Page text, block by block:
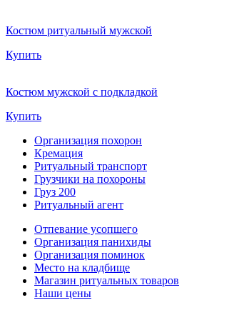
Костюм ритуальный мужской
Купить
Костюм мужской с подкладкой
Купить
Организация похорон
Кремация
Ритуальный транспорт
Грузчики на похороны
Груз 200
Ритуальный агент
Отпевание усопшего
Организация панихиды
Организация поминок
Место на кладбище
Магазин ритуальных товаров
Наши цены